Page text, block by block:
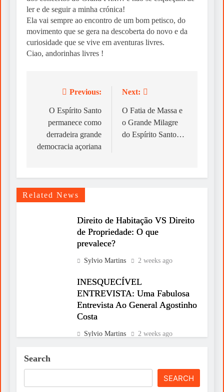
ler e de seguir a minha crónica!
Ela vai sempre ao encontro de um bom petisco, do
movimento que se gera na descoberta do novo e da
curiosidade que se vive em aventuras livres.
Ciao, andorinhas livres !
navigation
Previous:
O Espírito Santo
permanece como
derradeira grande
democracia açoriana
Next:
O Fatia de Massa e
o Grande Milagre
do Espírito Santo…
Related News
Direito de Habitação VS Direito
de Propriedade: O que
prevalece?
Sylvio Martins 2 weeks ago
INESQUECÍVEL
ENTREVISTA: Uma Fabulosa
Entrevista Ao General Agostinho
Costa
Sylvio Martins 2 weeks ago
Human Leaders Congress
2 weeks ago
Search
SEARCH